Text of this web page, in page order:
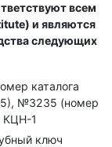
всем
и являются
следующих
каталога
№3235 (номер
КЦН-1
ключ